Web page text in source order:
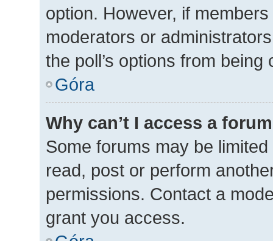
option. However, if
moderators or
the poll’s options from
Góra
Why can’t I access a
Some forums may be
read, post or perform
permissions. Contact a
grant you access.